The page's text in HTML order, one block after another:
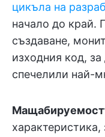
цикъла на
начало до край.
създаване,
изходния код,
спечелили най-
характеристика,